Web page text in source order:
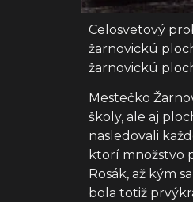
Celosvetový
žarnovickú
žarnovickú
Mestečko
školy, ale aj
nasledovali
ktorí množstvo
Rosák, až kým
bola totiž